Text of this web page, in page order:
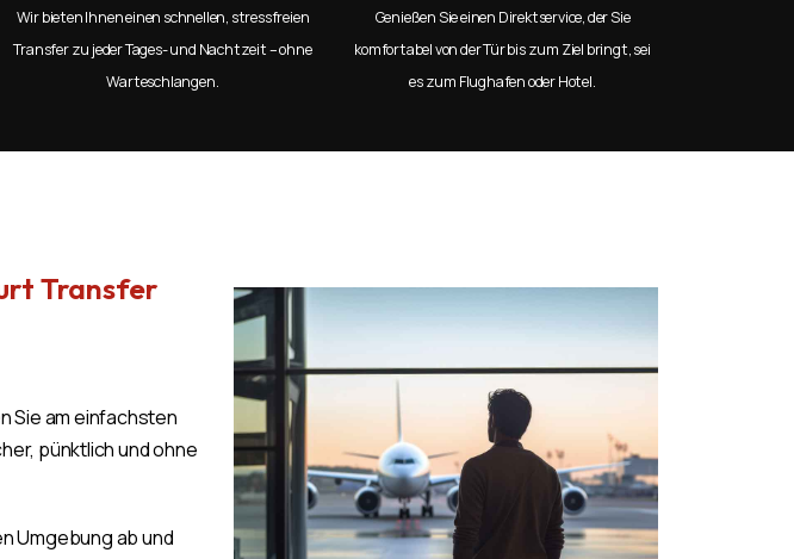
Wir bieten Ihnen einen schnellen, stressfreien
Transfer zu jeder Tages- und Nachtzeit – ohne
Warteschlangen.
Genießen Sie einen Direktservice, der Sie
komfortabel von der Tür bis zum Ziel bringt, sei
es zum Flughafen oder Hotel.
Transfer
Sie am einfachsten
pünktlich und ohne
Umgebung ab und